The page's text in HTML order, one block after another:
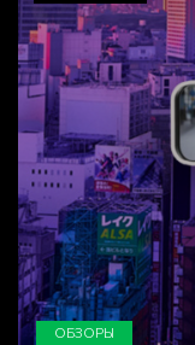
ОБЗОРЫ